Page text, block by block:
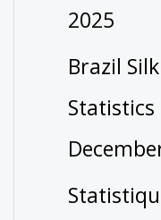
2025
Brazil
Statistics